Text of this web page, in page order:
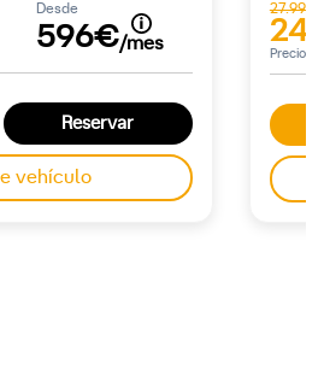
Desde
596€/mes
Reservar
vehículo
27.990
Precio